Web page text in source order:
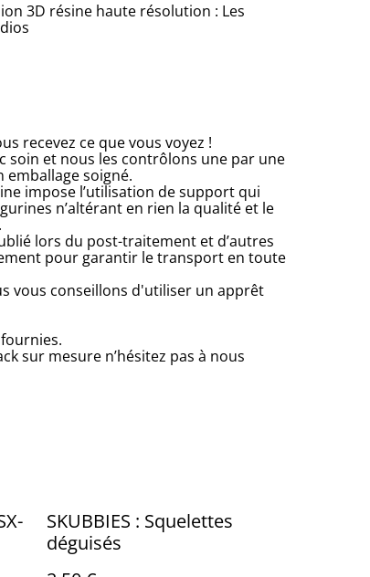
3D résine haute résolution : Les
recevez ce que vous voyez !
soin et nous les contrôlons une par une
emballage soigné.
impose l’utilisation de support qui
n’altérant en rien la qualité et le
lors du post-traitement et d’autres
pour garantir le transport en toute
vous conseillons d'utiliser un apprêt
sur mesure n’hésitez pas à nous
SKUBBIES : Squelettes
déguisés